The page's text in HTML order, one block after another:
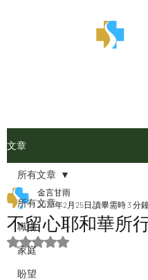
文章
所有文章
職場
家庭
盼望
所有文章
不留心耶和華所
金言甘雨
2023年2月25日 讀畢需時 3 分
評等為 NaN（最高為 5 顆